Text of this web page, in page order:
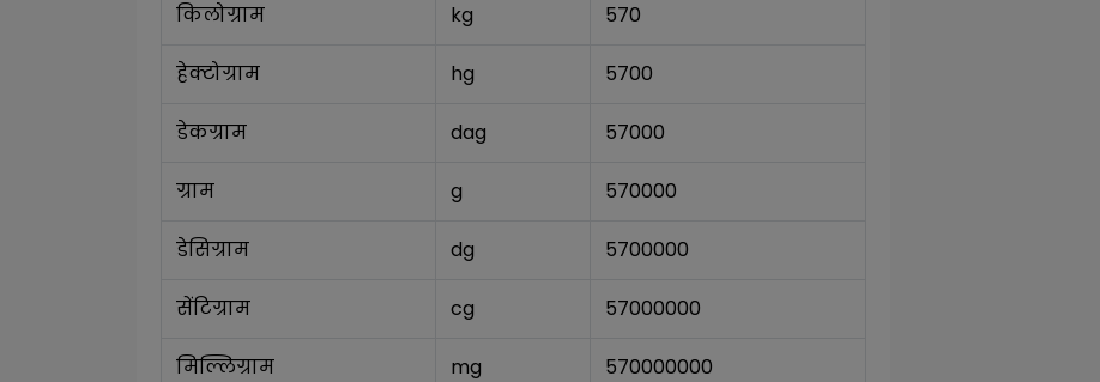
किलोग्राम kg 570
हेक्टोग्राम hg 5700
डेकग्राम dag 57000
ग्राम g 570000
डेसिग्राम dg 5700000
सेंटिग्राम cg 57000000
मिल्लिग्राम mg 570000000